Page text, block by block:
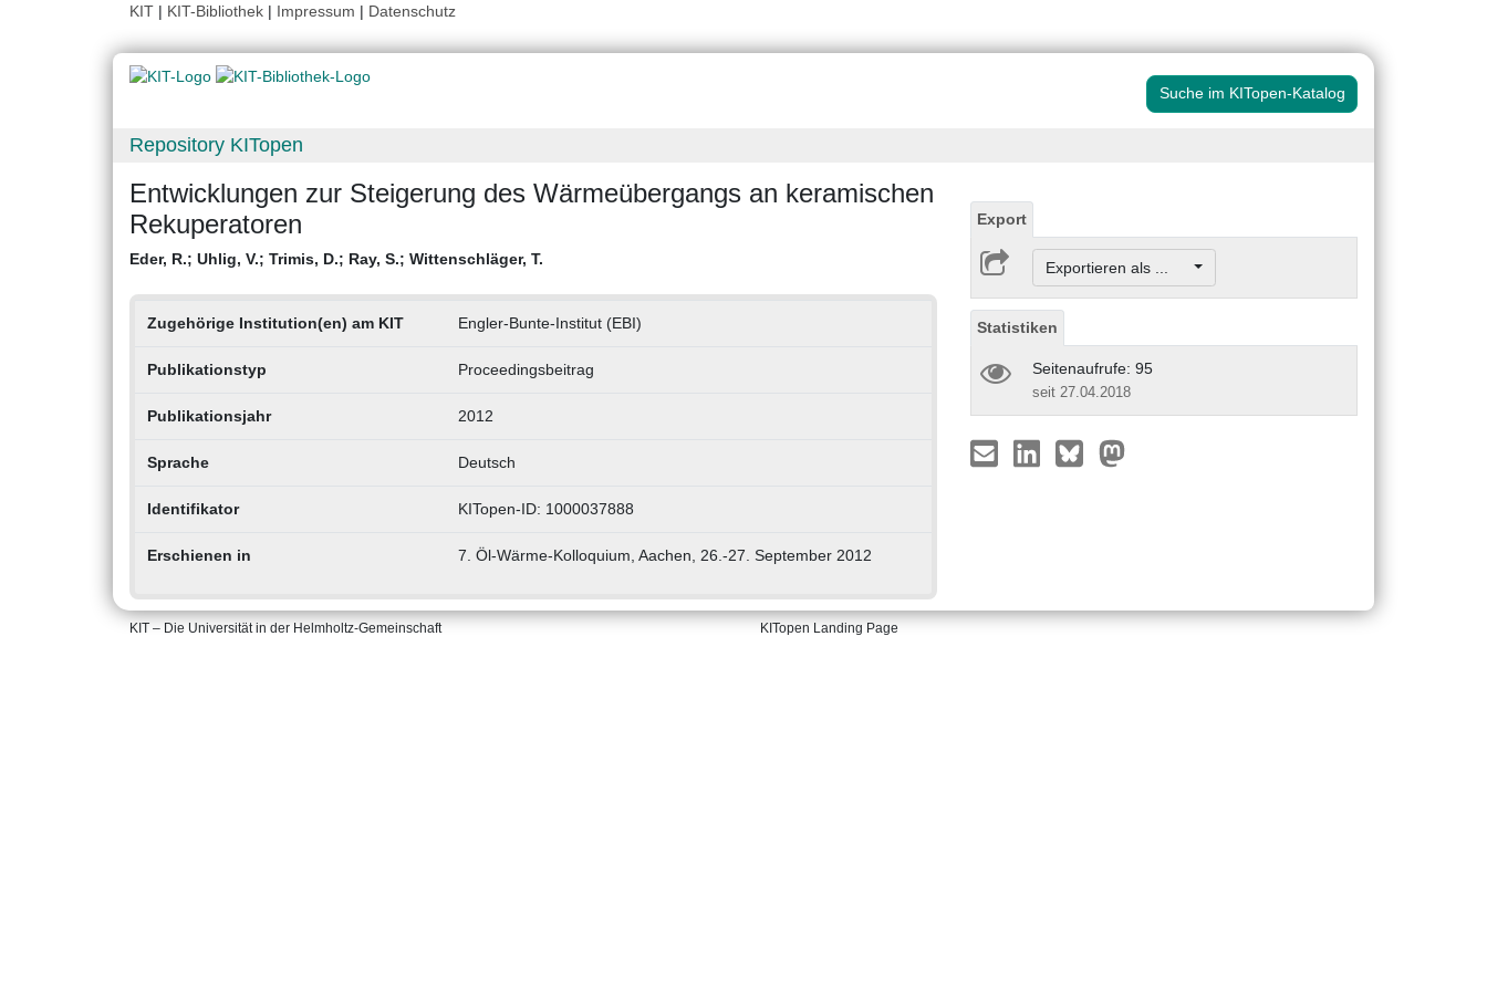
KIT | KIT-Bibliothek | Impressum | Datenschutz
Suche im KITopen-Katalog
Repository KITopen
Entwicklungen zur Steigerung des Wärmeübergangs an keramischen
Rekuperatoren
Eder, R.; Uhlig, V.; Trimis, D.; Ray, S.; Wittenschläger, T.
Zugehörige Institution(en) am KIT Engler-Bunte-Institut (EBI)
Publikationstyp Proceedingsbeitrag
Publikationsjahr 2012
Sprache Deutsch
Identifikator KITopen-ID: 1000037888
Erschienen in 7. Öl-Wärme-­Kolloquium, Aachen, 26.-27. September 2012
Export
Exportieren als ...
Statistiken
Seitenaufrufe: 95
seit 27.04.2018
KIT – Die Universität in der Helmholtz-Gemeinschaft KITopen Landing Page